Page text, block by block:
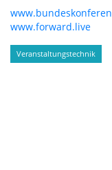
www.forward.live
Veranstaltungstechnik